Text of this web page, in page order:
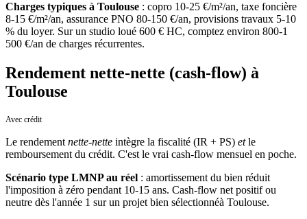
Charges typiques à Toulouse : copro 10-25 €/m²/an, taxe foncière
8-15 €/m²/an, assurance PNO 80-150 €/an, provisions travaux 5-10
% du loyer. Sur un studio loué 600 € HC, comptez environ 800-1
500 €/an de charges récurrentes.
Rendement nette-nette (cash-flow) à
Toulouse
Avec crédit
Le rendement nette-nette intègre la fiscalité (IR + PS) etle
remboursement du crédit. C'est le vrai cash-flow mensuel en poche.
Scénario type LMNP au réel : amortissement du bien réduit
l'imposition à zéro pendant 10-15 ans. Cash-flow net positif ou
neutre dès l'année 1 sur un projet bien sélectionnéà Toulouse.